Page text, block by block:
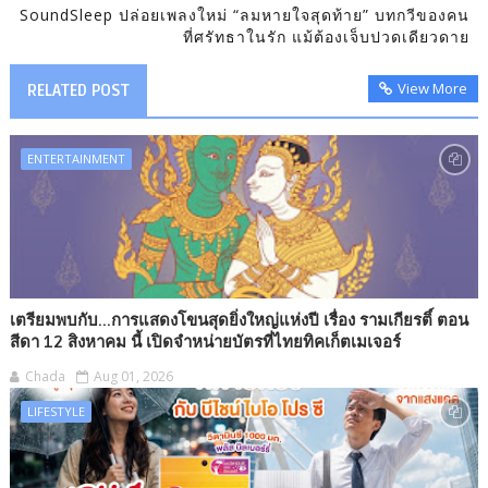
SoundSleep ปล่อยเพลงใหม่ “ลมหายใจสุดท้าย” บทกวีของคน
ที่ศรัทธาในรัก แม้ต้องเจ็บปวดเดียวดาย
RELATED POST View More
ENTERTAINMENT
เตรียมพบกับ...การแสดงโขนสุดยิ่งใหญ่แห่งปี เรื่อง รามเกียรติ์ ตอน
สีดา 12 สิงหาคม นี้ เปิดจำหน่ายบัตรที่ไทยทิคเก็ตเมเจอร์
Chada Aug 01, 2026
LIFESTYLE